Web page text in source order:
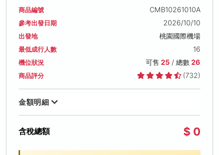
商品編號 CMB10261010A
參考出發日期 2026/10/10
出發地 桃園國際機場
最低成行人數 16
機位狀況 可售 25/ 總數26
商品評分 (732)
金額明細
含稅總額 $ 0